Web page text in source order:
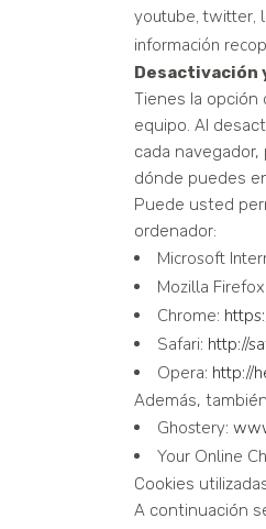
youtube, twitter,
información
Desactivación
Tienes la opción
equipo. Al
cada
dónde puedes
Puede usted
ordenador:
Microsoft
Mozilla Firefox:
Chrome:
Safari: http://
Opera: http://
Además,
Ghostery:
Your Online
Cookies
A continuación